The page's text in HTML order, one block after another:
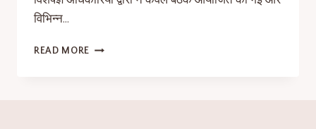
विभिन्न…
READ MORE